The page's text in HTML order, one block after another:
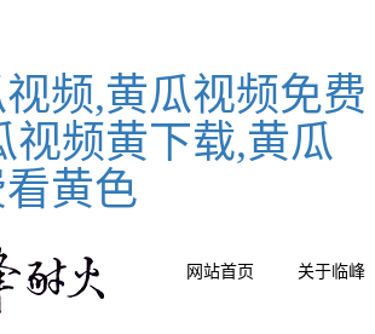
频,黄瓜视频免费
视频黄下载,黄瓜
黄色
网站首页 关于临峰